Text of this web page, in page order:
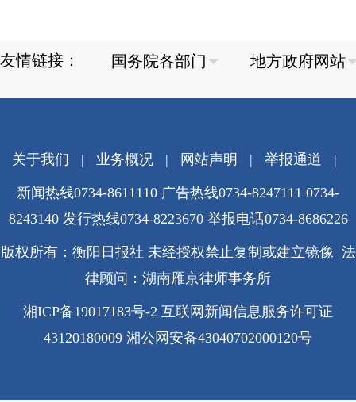
友情链接：
关于我们 | 业务概况| 网站声明 | 举报通道 |
新闻热线0734-8611110 广告热线0734-8247111 0734-
8243140 发行热线0734-8223670 举报电话0734-8686226
版权所有：衡阳日报社 未经授权禁止复制或建立镜像 法
律顾问：湖南雁京律师事务所
湘ICP备19017183号-2 互联网新闻信息服务许可证
43120180009 湘公网安备43040702000120号